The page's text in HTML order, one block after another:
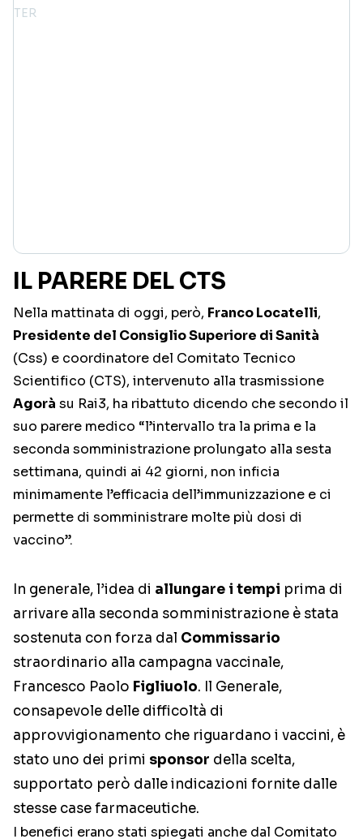
IL PARERE DEL CTS
Nella mattinata di oggi, però, Franco Locatelli,
Presidente del Consiglio Superiore di Sanità
(Css) e coordinatore del Comitato Tecnico
Scientifico (CTS), intervenuto alla trasmissione
Agorà su Rai3, ha ribattuto dicendo che secondo il
suo parere medico “l’intervallo tra la prima e la
seconda somministrazione prolungato alla sesta
settimana, quindi ai 42 giorni, non inficia
minimamente l’efficacia dell’immunizzazione e ci
permette di somministrare molte più dosi di
vaccino”.
In generale, l’idea di allungare i tempi prima di
arrivare alla seconda somministrazione è stata
sostenuta con forza dal Commissario
straordinario alla campagna vaccinale,
Francesco Paolo Figliuolo. Il Generale,
consapevole delle difficoltà di
approvvigionamento che riguardano i vaccini, è
stato uno dei primi sponsor della scelta,
supportato però dalle indicazioni fornite dalle
stesse case farmaceutiche.
I benefici erano stati spiegati anche dal Comitato